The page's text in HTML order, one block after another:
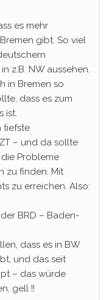
es mehr
gibt. So viel
z.B. NW aussehen.
in Bremen so
dass es zum
ist.
tiefste
– und da sollte
Probleme
zu finden. Mit
zu erreichen. Also:
BRD – Baden-
dass es in BW
und das seit
– das würde
gell !!